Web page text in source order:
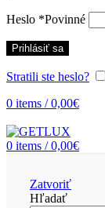
Heslo *Povinné
Prihlásiť sa
Stratili ste heslo?
0 items / 0,00€
0 items / 0,00€
Zatvoriť
Hľadať